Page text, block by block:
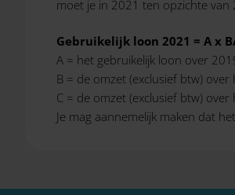
moet je in 2021 ten opzichte van
Gebruikelijk loon 2021 = A x
A = het gebruikelijk loon over
B = de omzet (exclusief btw) over
C = de omzet (exclusief btw) over
Je mag aannemelijk maken dat